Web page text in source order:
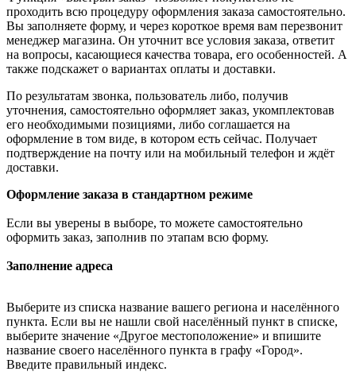
проходить всю процедуру оформления заказа самостоятельно.
Вы заполняете форму, и через короткое время вам перезвонит
менеджер магазина. Он уточнит все условия заказа, ответит
на вопросы, касающиеся качества товара, его особенностей. А
также подскажет о вариантах оплаты и доставки.
По результатам звонка, пользователь либо, получив
уточнения, самостоятельно оформляет заказ, укомплектовав
его необходимыми позициями, либо соглашается на
оформление в том виде, в котором есть сейчас. Получает
подтверждение на почту или на мобильный телефон и ждёт
доставки.
Оформление заказа в стандартном режиме
Если вы уверены в выборе, то можете самостоятельно
оформить заказ, заполнив по этапам всю форму.
Заполнение адреса
Выберите из списка название вашего региона и населённого
пункта. Если вы не нашли свой населённый пункт в списке,
выберите значение «Другое местоположение» и впишите
название своего населённого пункта в графу «Город».
Введите правильный индекс.